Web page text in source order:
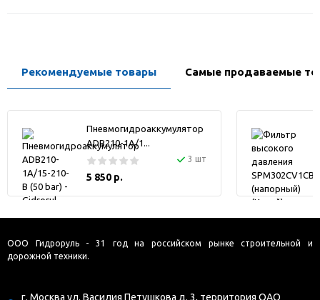
Рекомендуемые товары Самые продаваемые
Пневмогидроаккумулятор
ADB210-1A/1...
3 шт
5 850 р.
ООО Гидроруль - 31 год на российском рынке строительной и
дорожной техники.
г. Москва ул. Василия Петушкова д. 3, территория ОАО